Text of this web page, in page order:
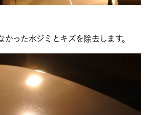
かった水ジミとキズを除去します。